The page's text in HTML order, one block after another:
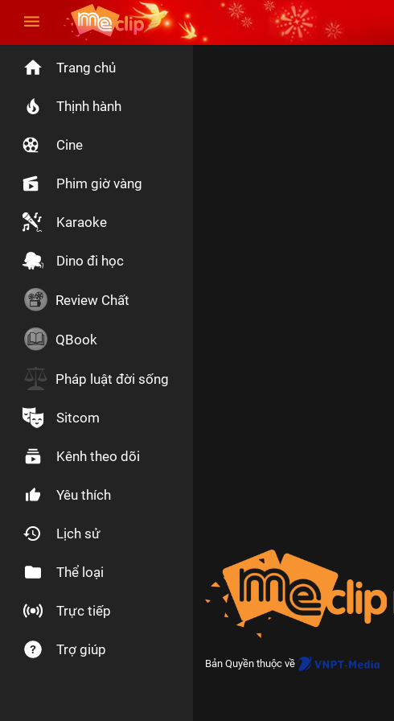
Trang chủ
Thịnh hành
Cine
Phim giờ vàng
Karaoke
Dino đi học
Review Chất
QBook
Pháp luật đời sống
Sitcom
Kênh theo dõi
Yêu thích
Lịch sử
Thể loại
Trực tiếp
Trợ giúp
Bản Quyền thuộc về